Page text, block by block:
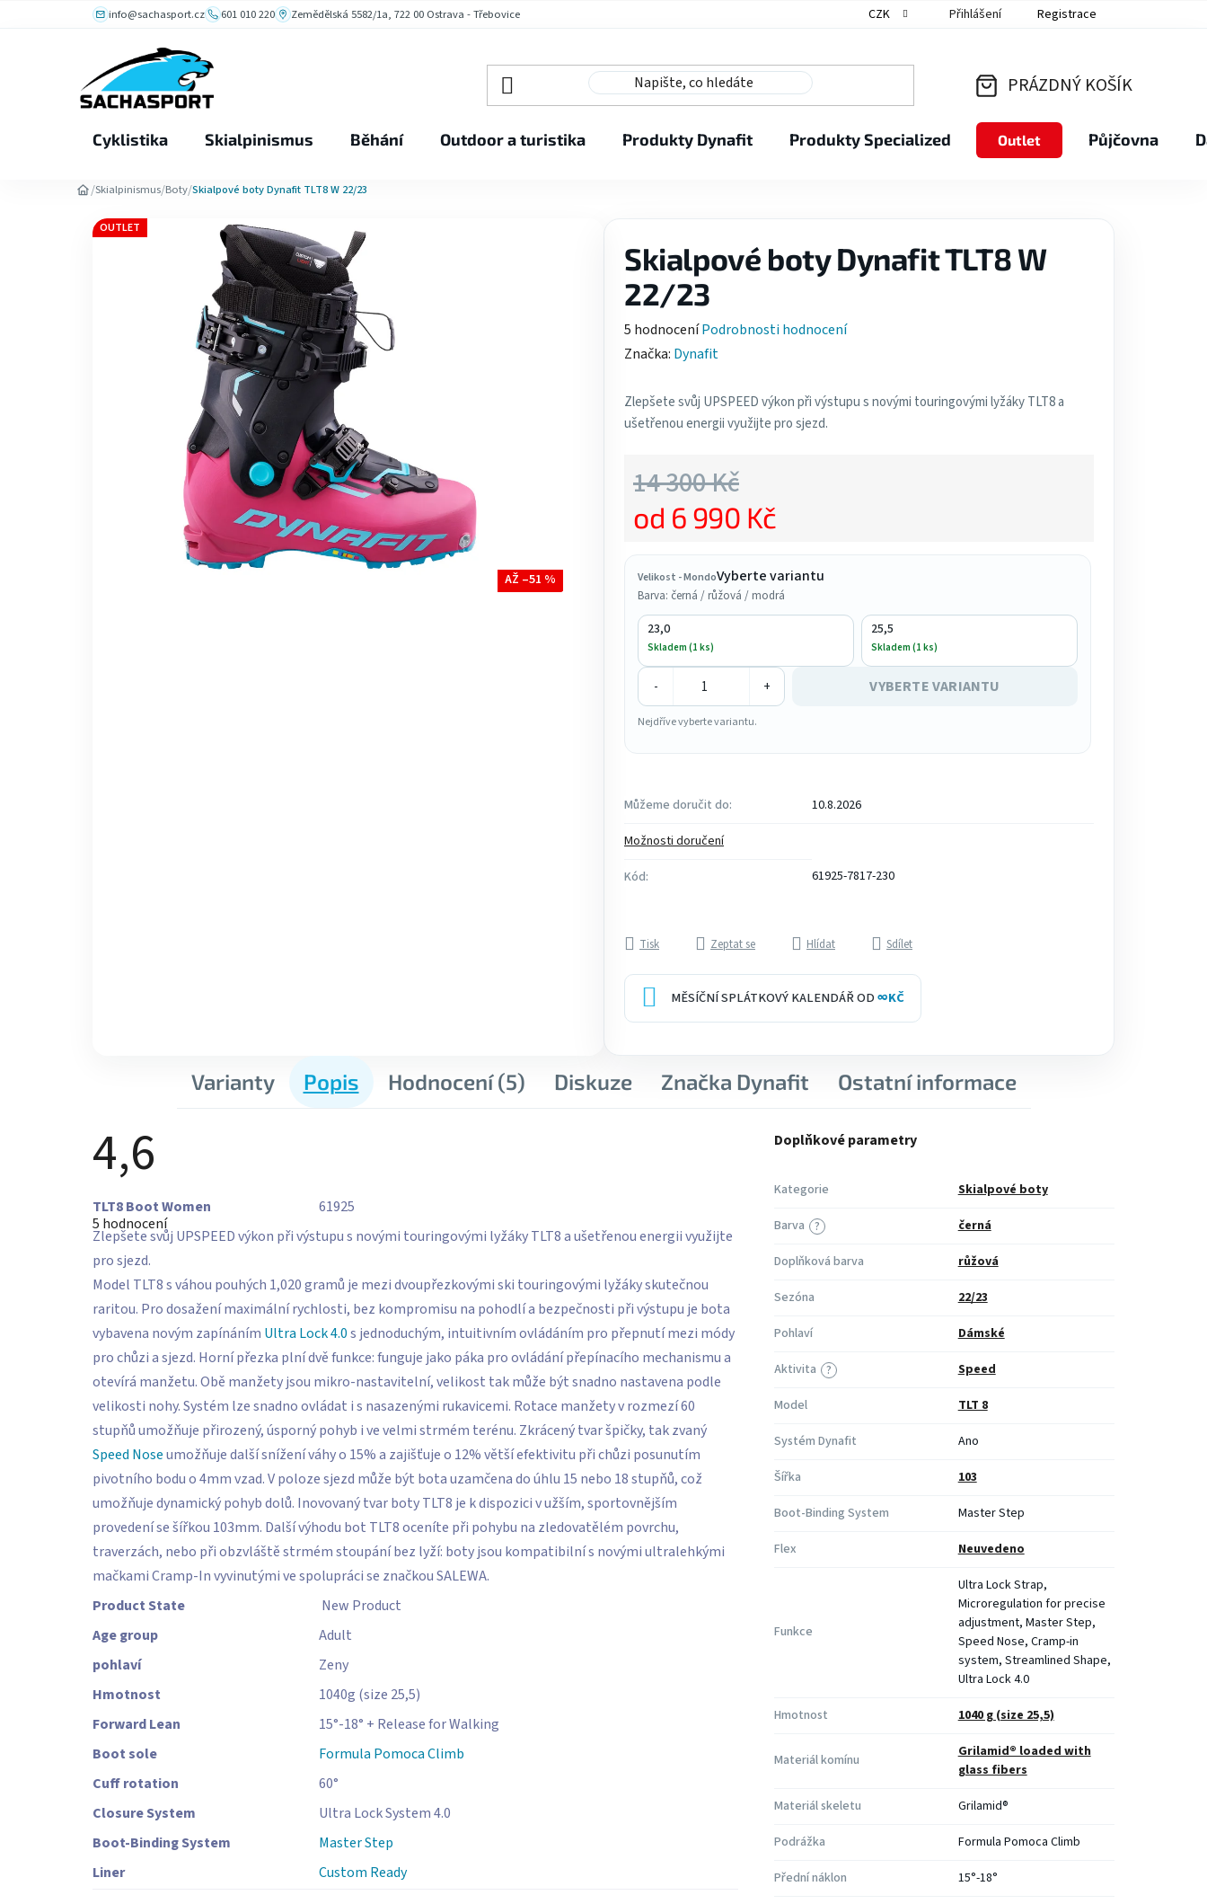
info@sachasport.cz 601 010 220 Zemědělská 5582/1a, 722 00 Ostrava - Třebovice CZK Přihlášení Registrace
KOŠÍK
PRÁZDNÝ KOŠÍK
Cyklistika Skialpinismus Běhání Outdoor a turistika Produkty Dynafit Produkty Specialized Outlet Půjčovna
/Skialpinismus/Boty/Skialpové boty Dynafit TLT8 W 22/23
Skialpové boty Dynafit TLT8 W
22/23
Průměrné
hodnocení
je
4,6
5 hodnoceníPodrobnosti hodnocení
Značka: Dynafit
Zlepšete svůj UPSPEED výkon při výstupu s novými touringovými lyžáky TLT8 a
ušetřenou energii využijte pro sjezd.
Velikost - MondoVyberte variantu
Barva: černá / růžová / modrá
23,0
Skladem (1 ks)
25,5
Skladem (1 ks)
- + VYBERTE VARIANTU
Nejdříve vyberte variantu.
Můžeme doručit do:
10.8.2026
Možnosti doručení
Kód:
61925-7817-230
14 300 Kč
od 6 990 Kč
Tisk Zeptat se Hlídat Sdílet
MĚSÍČNÍ SPLÁTKOVÝ KALENDÁŘ OD∞KČ
OUTLET
AŽ –51 %
Varianty Popis Hodnocení (5) Diskuze Značka Dynafit Ostatní informace
4,6
Průměrné
hodnocení
produktu
je
4,6
z
5
5 hodnocení
61925
TLT8 Boot Women
Zlepšete svůj UPSPEED výkon při výstupu s novými touringovými lyžáky TLT8 a ušetřenou energii využijte
pro sjezd.
Model TLT8 s váhou pouhých 1,020 gramů je mezi dvoupřezkovými ski touringovými lyžáky skutečnou
raritou. Pro dosažení maximální rychlosti, bez kompromisu na pohodlí a bezpečnosti při výstupu je bota
vybavena novým zapínáním Ultra Lock 4.0s jednoduchým, intuitivním ovládáním pro přepnutí mezi módy
pro chůzi a sjezd. Horní přezka plní dvě funkce: funguje jako páka pro ovládání přepínacího mechanismu a
otevírá manžetu. Obě manžety jsou mikro-nastavitelní, velikost tak může být snadno nastavena podle
velikosti nohy. Systém lze snadno ovládat i s nasazenými rukavicemi. Rotace manžety v rozmezí 60
stupňů umožňuje přirozený, úsporný pohyb i ve velmi strmém terénu. Zkrácený tvar špičky, tak zvaný
Speed Noseumožňuje další snížení váhy o 15% a zajišťuje o 12% větší efektivitu při chůzi posunutím
pivotního bodu o 4mm vzad. V poloze sjezd může být bota uzamčena do úhlu 15 nebo 18 stupňů, což
umožňuje dynamický pohyb dolů. Inovovaný tvar boty TLT8 je k dispozici v užším, sportovnějším
provedení se šířkou 103mm. Další výhodu bot TLT8 oceníte při pohybu na zledovatělém povrchu,
traverzách, nebo při obzvláště strmém stoupání bez lyží: boty jsou kompatibilní s novými ultralehkými
mačkami Cramp-In vyvinutými ve spolupráci se značkou SALEWA.
Product State
New Product
Age group
Adult
pohlaví
Zeny
Hmotnost
1040g (size 25,5)
Forward Lean
15°-18° + Release for Walking
Boot sole
Formula Pomoca Climb
Cuff rotation
60°
Closure System
Ultra Lock System 4.0
Boot-Binding System
Master Step
Liner
Custom Ready
Doplňkové parametry
Kategorie Skialpové boty
?
Barva
černá
Doplňková barva
růžová
Sezóna
22/23
Pohlaví
Dámské
?
Aktivita
Speed
Model
TLT 8
Systém Dynafit
Ano
Šířka
103
Boot-Binding System
Master Step
Flex
Neuvedeno
Funkce
Ultra Lock Strap,
Microregulation for precise
adjustment, Master Step,
Speed Nose, Cramp-in
system, Streamlined Shape,
Ultra Lock 4.0
Hmotnost
1040 g (size 25,5)
Materiál komínu
Grilamid® loaded with
glass fibers
Materiál skeletu
Grilamid®
Podrážka
Formula Pomoca Climb
Přední náklon
15°-18°